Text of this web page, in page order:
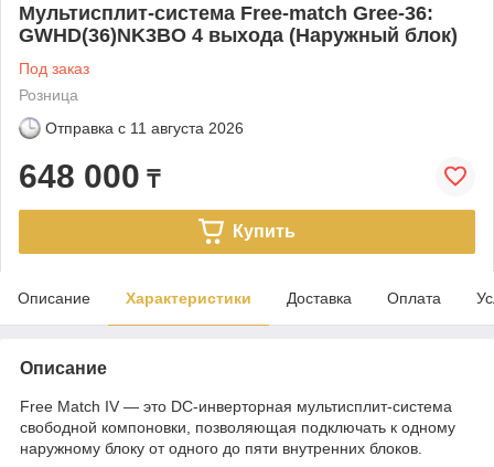
Мультисплит-система Free-match Gree-36:
GWHD(36)NK3BO 4 выхода (Наружный блок)
Под заказ
Розница
Отправка с 11 августа 2026
648 000 ₸
Купить
Описание Характеристики Доставка Оплата
Описание
Free Match IV — это DC-инверторная мультисплит-система
свободной компоновки, позволяющая подключать к одному
наружному блоку от одного до пяти внутренних блоков.